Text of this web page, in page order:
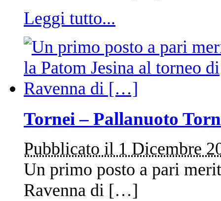
Leggi tutto...
Tornei – Pallanuoto
Pubblicato il 1 Dicembre
Un primo posto a pari
Ravenna di […]